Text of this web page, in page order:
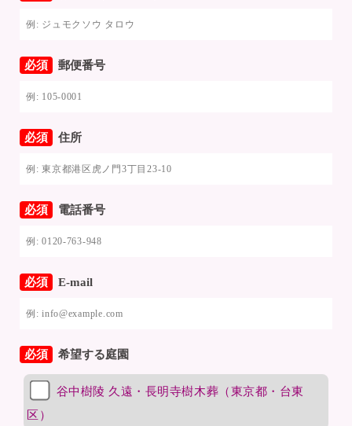
必須 郵便番号
必須 住所
必須 電話番号
必須 E-mail
必須 希望する庭園
谷中樹陵 久遠・長明寺樹木葬（東京都・台東
区）